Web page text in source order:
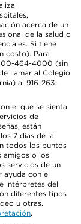
acerca de un
de la salud o
Si tiene
costo). Para
464-4000 (sin
llamar al Colegio
al 916-263-
el que se sienta
de
están
7 días de la
todos los puntos
amigos o los
servicios de un
ayuda con el
intérpretes del
diferentes tipos
u otras.
.